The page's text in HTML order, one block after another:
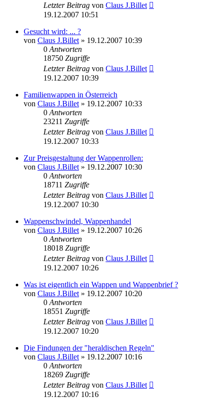
Letzter Beitrag von Claus J.Billet
19.12.2007 10:51
Gesucht wird: ... ?
von Claus J.Billet » 19.12.2007 10:39
0 Antworten
18750 Zugriffe
Letzter Beitrag von Claus J.Billet
19.12.2007 10:39
Familienwappen in Österreich
von Claus J.Billet » 19.12.2007 10:33
0 Antworten
23211 Zugriffe
Letzter Beitrag von Claus J.Billet
19.12.2007 10:33
Zur Preisgestaltung der Wappenrollen:
von Claus J.Billet » 19.12.2007 10:30
0 Antworten
18711 Zugriffe
Letzter Beitrag von Claus J.Billet
19.12.2007 10:30
Wappenschwindel, Wappenhandel
von Claus J.Billet » 19.12.2007 10:26
0 Antworten
18018 Zugriffe
Letzter Beitrag von Claus J.Billet
19.12.2007 10:26
Was ist eigentlich ein Wappen und Wappenbrief ?
von Claus J.Billet » 19.12.2007 10:20
0 Antworten
18551 Zugriffe
Letzter Beitrag von Claus J.Billet
19.12.2007 10:20
Die Findungen der "heraldischen Regeln"
von Claus J.Billet » 19.12.2007 10:16
0 Antworten
18269 Zugriffe
Letzter Beitrag von Claus J.Billet
19.12.2007 10:16